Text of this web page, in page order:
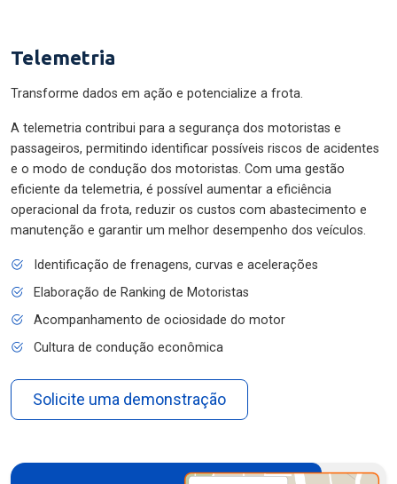
Telemetria
Transforme dados em ação e potencialize a frota.
A telemetria contribui para a segurança dos motoristas e
passageiros, permitindo identificar possíveis riscos de acidentes
e o modo de condução dos motoristas. Com uma gestão
eficiente da telemetria, é possível aumentar a eficiência
operacional da frota, reduzir os custos com abastecimento e
manutenção e garantir um melhor desempenho dos veículos.
Identificação de frenagens, curvas e acelerações
Elaboração de Ranking de Motoristas
Acompanhamento de ociosidade do motor
Cultura de condução econômica
Solicite uma demonstração